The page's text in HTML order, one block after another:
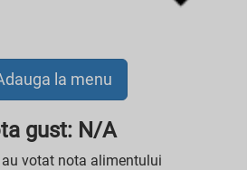
la menu
gust: N/A
au votat nota alimentului